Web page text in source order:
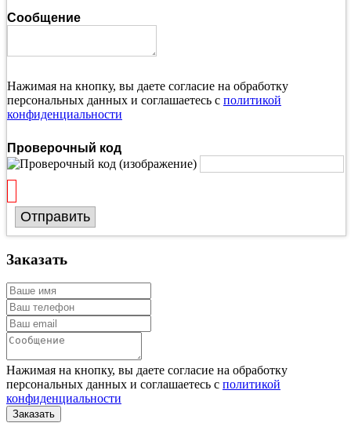
Сообщение
Нажимая на кнопку, вы даете согласие на обработку
персональных данных и соглашаетесь с политикой
конфиденциальности
Проверочный код
Отправить
Заказать
Нажимая на кнопку, вы даете согласие на обработку
персональных данных и соглашаетесь с политикой
конфиденциальности